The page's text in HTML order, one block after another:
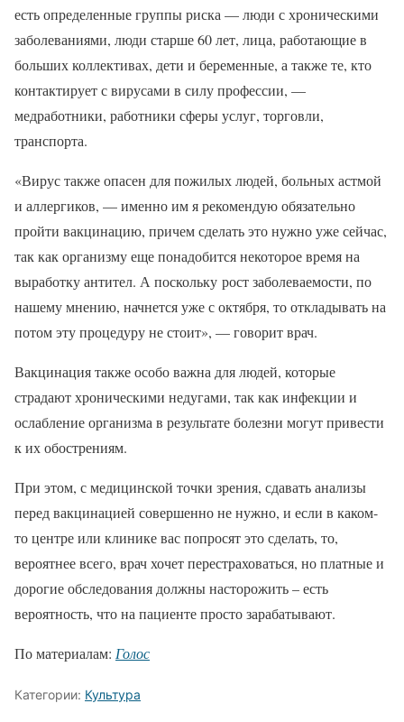
есть определенные группы риска — люди с хроническими
заболеваниями, люди старше 60 лет, лица, работающие в
больших коллективах, дети и беременные, а также те, кто
контактирует с вирусами в силу профессии, —
медработники, работники сферы услуг, торговли,
транспорта.
«Вирус также опасен для пожилых людей, больных астмой
и аллергиков, — именно им я рекомендую обязательно
пройти вакцинацию, причем сделать это нужно уже сейчас,
так как организму еще понадобится некоторое время на
выработку антител. А поскольку рост заболеваемости, по
нашему мнению, начнется уже с октября, то откладывать на
потом эту процедуру не стоит», — говорит врач.
Вакцинация также особо важна для людей, которые
страдают хроническими недугами, так как инфекции и
ослабление организма в результате болезни могут привести
к их обострениям.
При этом, с медицинской точки зрения, сдавать анализы
перед вакцинацией совершенно не нужно, и если в каком-
то центре или клинике вас попросят это сделать, то,
вероятнее всего, врач хочет перестраховаться, но платные и
дорогие обследования должны насторожить – есть
вероятность, что на пациенте просто зарабатывают.
По материалам: Голос
Категории: Культура